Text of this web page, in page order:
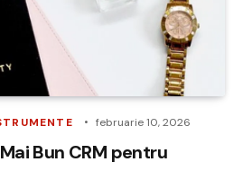
februarie 10, 2026
Bun CRM pentru